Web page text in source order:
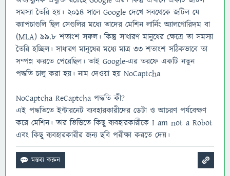
সমস্যা তৈরি হয়। 2014 সালে Google দেখে সবথেকে জটিল যে
ক্যাপচাগুলি ছিল সেগুলির মধ্যে তাদের মেশিন লার্নিং অ্যালগোরিদম বা
(MLA) 99.8 শতাংশ সফল। কিন্তু সাধারণ মানুষের ক্ষেত্রে তা সমস্যা
তৈরি হচ্ছিল। সাধারণ মানুষের মধ্যে মাত্র 33 শতাংশ সঠিকভাবে তা
সম্পন্ন করতে পেরেছিল। তাই Google-এর তরফে একটি নতুন
পদ্ধতি চালু করা হয়। নাম দেওয়া হয় NoCaptcha
NoCaptcha ReCaptcha পদ্ধতি কী?
এই পদ্ধতিতে ইন্টারনেট ব্যবহারকারীদের ডেটা ও আচরণ পর্যবেক্ষণ
করে মেশিন। তার ভিত্তিতে কিছু ব্যবহারকারীকে I am not a Robot
এবং কিছু ব্যবহারকারীর জন্য ছবি পরীক্ষা করতে দেয়।